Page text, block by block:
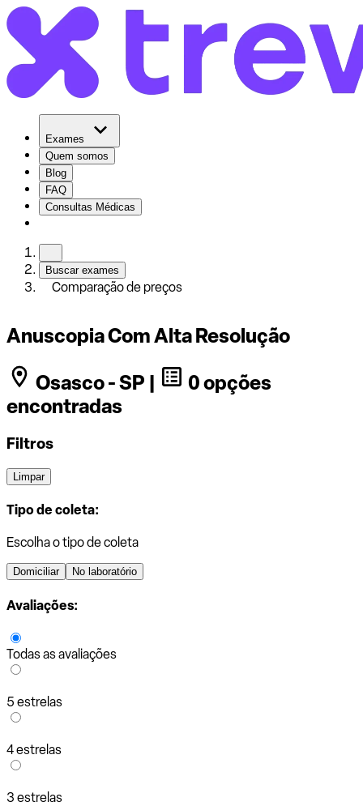
Exames
Quem somos
Blog
FAQ
Consultas Médicas
Buscar exames
Comparação de preços
Anuscopia Com Alta Resolução
Osasco - SP |
0 opções
encontradas
Filtros
Limpar
Tipo de coleta:
Escolha o tipo de coleta
Domiciliar No laboratório
Avaliações:
Todas as avaliações
5 estrelas
4 estrelas
3 estrelas